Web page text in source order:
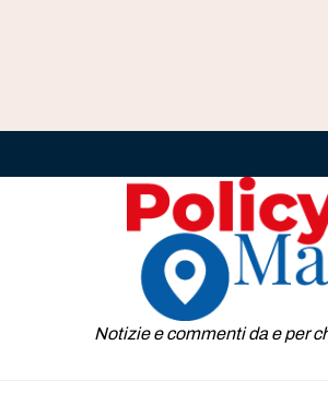
Notizie e commenti da e per